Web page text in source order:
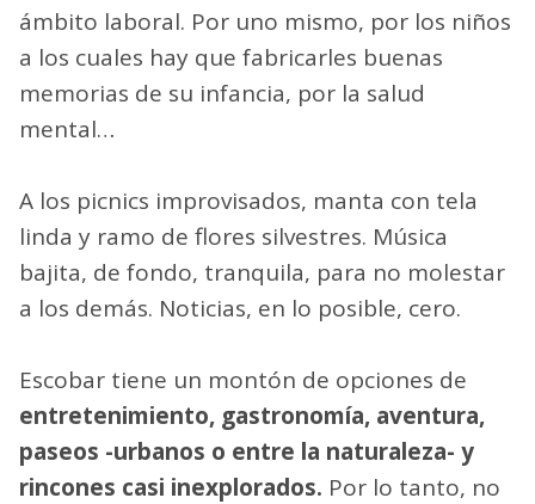
ámbito laboral. Por uno mismo, por los niños
a los cuales hay que fabricarles buenas
memorias de su infancia, por la salud
mental…
A los picnics improvisados, manta con tela
linda y ramo de flores silvestres. Música
bajita, de fondo, tranquila, para no molestar
a los demás. Noticias, en lo posible, cero.
Escobar tiene un montón de opciones de
entretenimiento, gastronomía, aventura,
paseos -urbanos o entre la naturaleza- y
rincones casi inexplorados. Por lo tanto, no